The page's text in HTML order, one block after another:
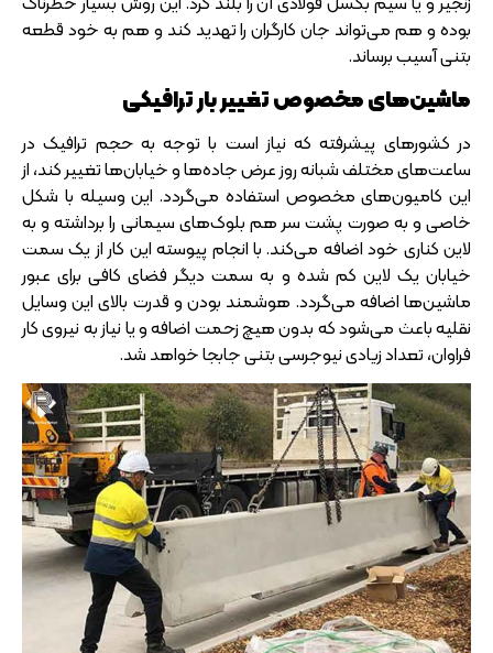
بوده و هم می‌تواند جان کارگران را تهدید کند و هم به خود قطعه
بتنی آسیب برساند.
ماشین‌های مخصوص تغییر بار ترافیکی
در کشورهای پیشرفته که نیاز است با توجه به حجم ترافیک در
ساعت‌های مختلف شبانه روز عرض جاده‌ها و خیابان‌ها تغییر کند، از
این کامیون‌های مخصوص استفاده می‌گردد. این وسیله با شکل
خاصی و به صورت پشت سر هم بلوک‌های سیمانی را برداشته و به
لاین کناری خود اضافه می‌کند. با انجام پیوسته این کار از یک سمت
خیابان یک لاین کم شده و به سمت دیگر فضای کافی برای عبور
ماشین‌ها اضافه می‌گردد. هوشمند بودن و قدرت بالای این وسایل
نقلیه باعث می‌شود که بدون هیچ زحمت اضافه و یا نیاز به نیروی کار
فراوان، تعداد زیادی نیوجرسی بتنی جابجا خواهد شد.